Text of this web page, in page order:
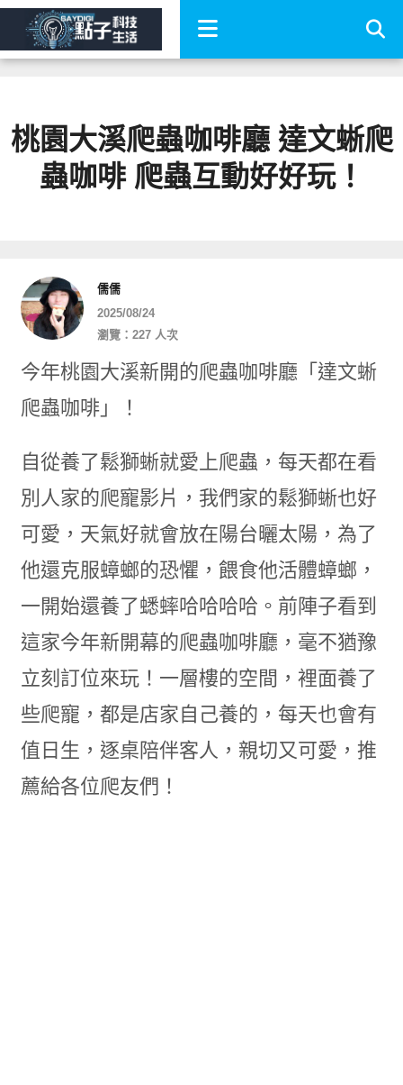
桃園大溪爬蟲咖啡廳 達文蜥爬
蟲咖啡 爬蟲互動好好玩！
儒儒
2025/08/24
瀏覽：227 人次
今年桃園大溪新開的爬蟲咖啡廳「達文蜥
爬蟲咖啡」！
自從養了鬆獅蜥就愛上爬蟲，每天都在看
別人家的爬寵影片，我們家的鬆獅蜥也好
可愛，天氣好就會放在陽台曬太陽，為了
他還克服蟑螂的恐懼，餵食他活體蟑螂，
一開始還養了蟋蟀哈哈哈哈。前陣子看到
這家今年新開幕的爬蟲咖啡廳，毫不猶豫
立刻訂位來玩！一層樓的空間，裡面養了
些爬寵，都是店家自己養的，每天也會有
值日生，逐桌陪伴客人，親切又可愛，推
薦給各位爬友們！